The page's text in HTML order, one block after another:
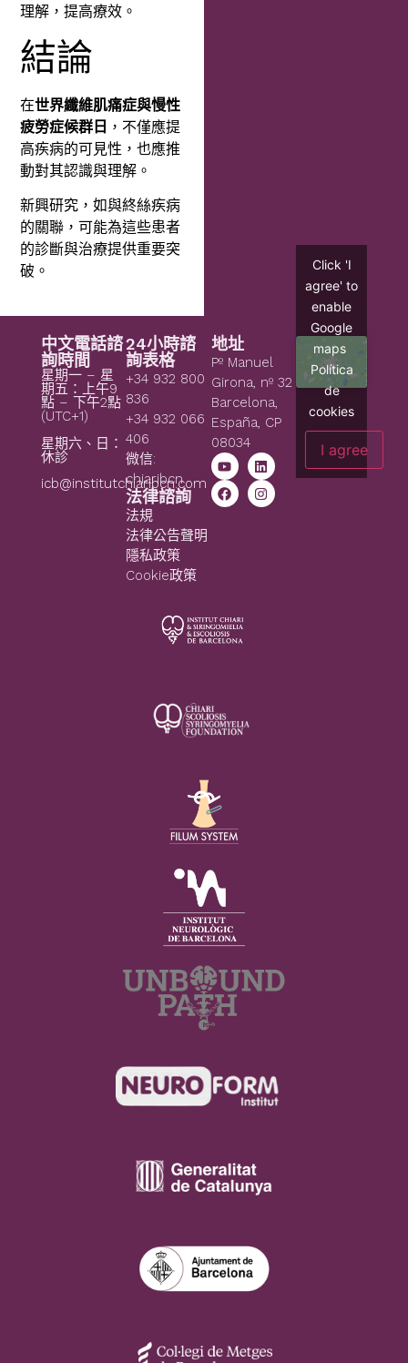
理解，提高療效。
結論
在世界纖維肌痛症與慢性
疲勞症候群日 ，不僅應提
高疾病的可見性，也應推
動對其認識與理解。
新興研究，如與終絲疾病
的關聯，可能為這些患者
的診斷與治療提供重要突
破。
中文電話諮
詢時間
星期一 – 星
期五：上午9
點 – 下午2點
(UTC+1)
星期六、日：
休診
icb@institutchiaribcn.com
24小時諮
詢表格
+34 932 800
836
+34 932 066
406
微信:
chiaribcn
法律諮詢
法規
法律公告聲明
隱私政策
Cookie政策
地址
Pº Manuel
Girona, nº 32
Barcelona,
España, CP
08034
Click 'I
agree' to
enable
Google
maps
Política
de
cookies
I agree